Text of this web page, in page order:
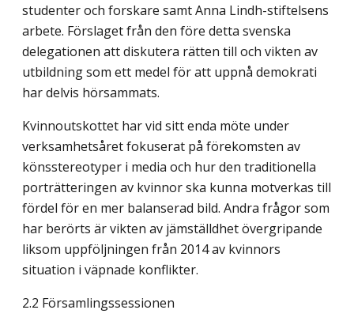
studenter och forskare samt Anna Lindh-stiftelsens
arbete. Förslaget från den före detta svenska
delegationen att diskutera rätten till och vikten av
utbildning som ett medel för att uppnå demokrati
har delvis hörsammats.
Kvinnoutskottet har vid sitt enda möte under
verksamhetsåret fokuserat på förekomsten av
könsstereotyper i media och hur den traditionella
porträtteringen av kvinnor ska kunna motverkas till
fördel för en mer balanserad bild. Andra frågor som
har berörts är vikten av jämställdhet övergripande
liksom uppföljningen från 2014 av kvinnors
situation i väpnade konflikter.
2.2 Församlingssessionen